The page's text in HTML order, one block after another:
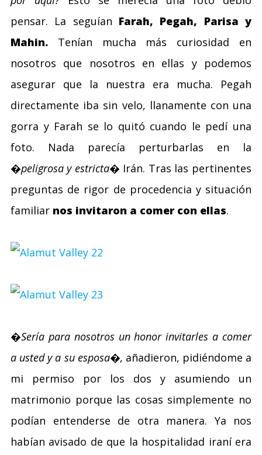
pensar. La seguían Farah, Pegah, Parisa y
Mahin. Tenían mucha más curiosidad en
nosotros que nosotros en ellas y podemos
asegurar que la nuestra era mucha. Pegah
directamente iba sin velo, llanamente con una
gorra y Farah se lo quitó cuando le pedí una
foto. Nada parecía perturbarlas en la
�peligrosa y estricta� Irán. Tras las pertinentes
preguntas de rigor de procedencia y situación
familiar nos invitaron a comer con ellas.
�Sería para nosotros un honor invitarles a comer
a usted y a su esposa�, añadieron, pidiéndome a
mi permiso por los dos y asumiendo un
matrimonio porque las cosas simplemente no
podían entenderse de otra manera. Ya nos
habían avisado de que la hospitalidad iraní era